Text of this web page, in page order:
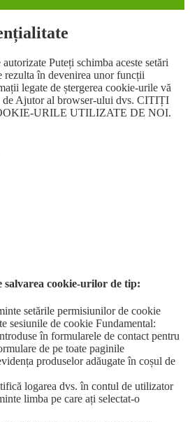
Puteți schimba aceste setări
rezulta în devenirea unor funcții
legate de ștergerea cookie-urile vă
de Ajutor al browser-ului dvs. CITIȚI
URILE UTILIZATE DE NOI.
salvarea cookie-urilor de tip:
setările permisiunilor de cookie
sesiunile de cookie Fundamental:
în formularele de contact pentru
de pe toate paginile
produselor adăugate în coșul de
logarea dvs. în contul de utilizator
limba pe care ați selectat-o